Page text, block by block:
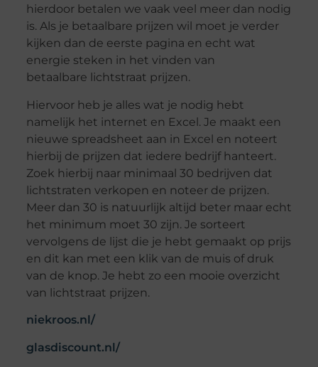
hierdoor betalen we vaak veel meer dan nodig
is. Als je betaalbare prijzen wil moet je verder
kijken dan de eerste pagina en echt wat
energie steken in het vinden van
betaalbare lichtstraat prijzen.
Hiervoor heb je alles wat je nodig hebt
namelijk het internet en Excel. Je maakt een
nieuwe spreadsheet aan in Excel en noteert
hierbij de prijzen dat iedere bedrijf hanteert.
Zoek hierbij naar minimaal 30 bedrijven dat
lichtstraten verkopen en noteer de prijzen.
Meer dan 30 is natuurlijk altijd beter maar echt
het minimum moet 30 zijn. Je sorteert
vervolgens de lijst die je hebt gemaakt op prijs
en dit kan met een klik van de muis of druk
van de knop. Je hebt zo een mooie overzicht
van lichtstraat prijzen.
niekroos.nl/
glasdiscount.nl/